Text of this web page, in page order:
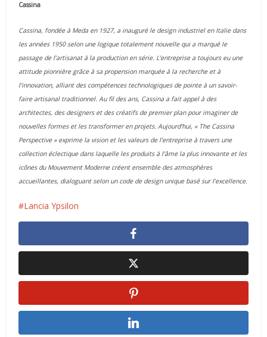
Cassina
Cassina, fondée à Meda en 1927, a inauguré le design industriel en Italie dans
les années 1950 selon une logique totalement nouvelle qui a marqué le
passage de l’artisanat à la production en série. L’entreprise a toujours eu une
attitude pionnière grâce à sa propension marquée à la recherche et à
l’innovation, alliant des compétences technologiques de pointe à un savoir-
faire artisanal traditionnel. Au fil des ans, Cassina a fait appel à des
architectes, des designers et des créatifs de premier plan pour imaginer de
nouvelles formes et les transformer en projets.Aujourd’hui, « The Cassina
Perspective » exprime la vision et les valeurs de l’entreprise à travers une
collection éclectique dans laquelle les produits à l’âme la plus innovante et les
icônes du Mouvement Moderne créent ensemble des atmosphères
accueillantes, dialoguant selon un code de design unique basé sur l’excellence.
Lancia Ypsilon